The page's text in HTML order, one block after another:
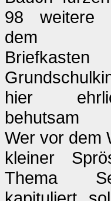
98 weitere
dem
Briefkasten
hier
behutsam
Wer vor dem
kleiner
Thema